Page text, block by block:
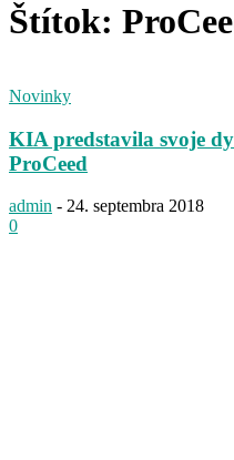
Štítok:
Novinky
KIA predstavila svoje
ProCeed
admin - 24. septembra 2018
0